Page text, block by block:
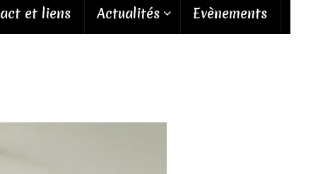
et liens Actualités Evènements